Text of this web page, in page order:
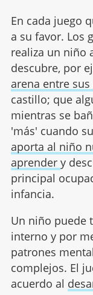
En cada juego
a su favor. Los
realiza un niño
descubre, por
arena entre
castillo; que
mientras se
'más' cuando
aporta al niño
aprender y
principal
infancia.
Un niño puede
interno y por
patrones
complejos. El
acuerdo al